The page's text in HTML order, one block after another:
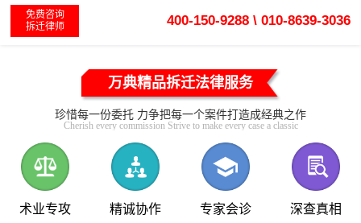
免费咨询
拆迁律师
400-150-9288 \ 010-8639-3036
万典精品拆迁法律服务
珍惜每一份委托 力争把每一个案件打造成经典之作
Cherish every commission Strive to make every case a classic
术业专攻 精诚协作 专家会诊 深查真相